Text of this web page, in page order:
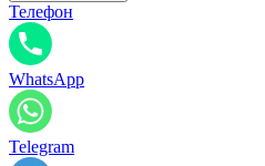
Телефон
WhatsApp
Telegram